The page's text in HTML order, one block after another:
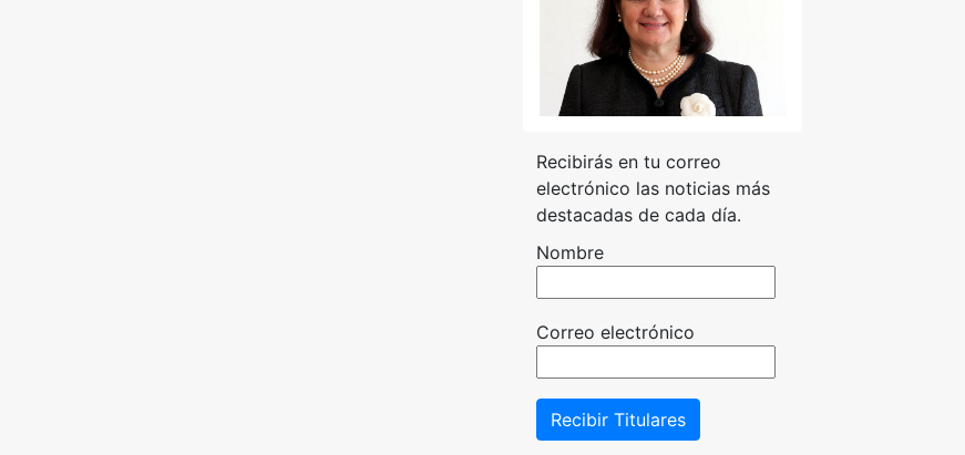
Recibirás en tu correo
electrónico las noticias más
destacadas de cada día.
Nombre
Correo electrónico
Recibir Titulares